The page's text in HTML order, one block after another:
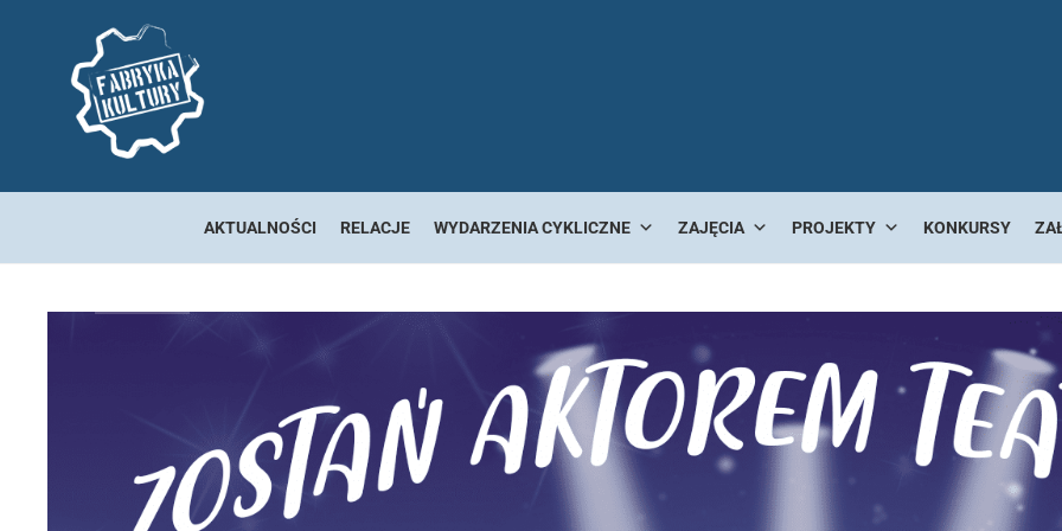
AKTUALNOŚCI RELACJE WYDARZENIA CYKLICZNE ZAJĘCIA PROJEKTY KONKURSY